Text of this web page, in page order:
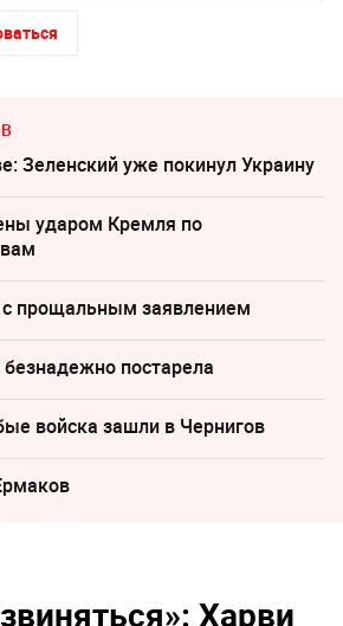
Зеленский уже покинул Украину
ударом Кремля по
прощальным заявлением
постарела
войска зашли в Чернигов
Харви